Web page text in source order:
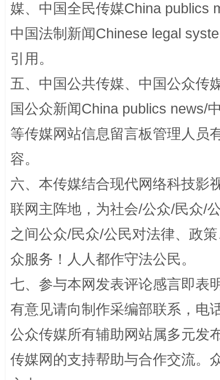
扯下公款旅游的“隐身衣”
媒、中国全民传媒China publics
中国法制新闻Chinese legal
引用。
五、中国公共传媒、中国公众传
国公众新闻China publics news/
等传媒网站信息留言板管理人员
容。
六、本传媒结合现代网络科技影
联网主阵地，为社会/公众/民众/
之间公众/民众/公民对法律、政
众服务！人人都作守法公民。
七、参与本网发表评论感言即表
有意见请向制作采编部联系，电
公众传媒所有辅助网站属多元发
传媒网的支持帮助与合作交流。